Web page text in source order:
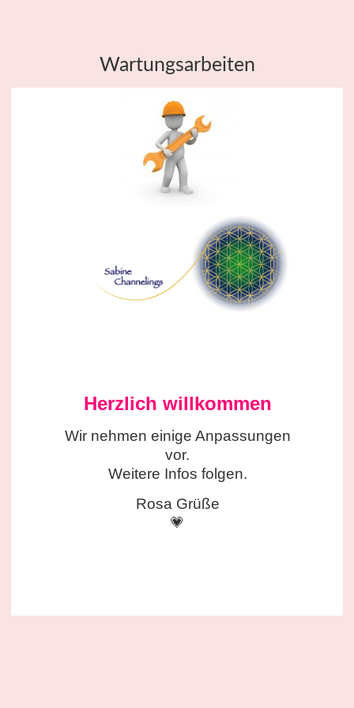
Wartungsarbeiten
Herzlich willkommen
Wir nehmen einige Anpassungen
vor.
Weitere Infos folgen.
Rosa Grüße
💗